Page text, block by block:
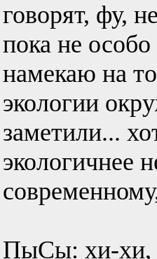
говорят, фу,
пока не
намекаю на
экологии
заметили...
экологичнее
ПыСы: хи-хи,